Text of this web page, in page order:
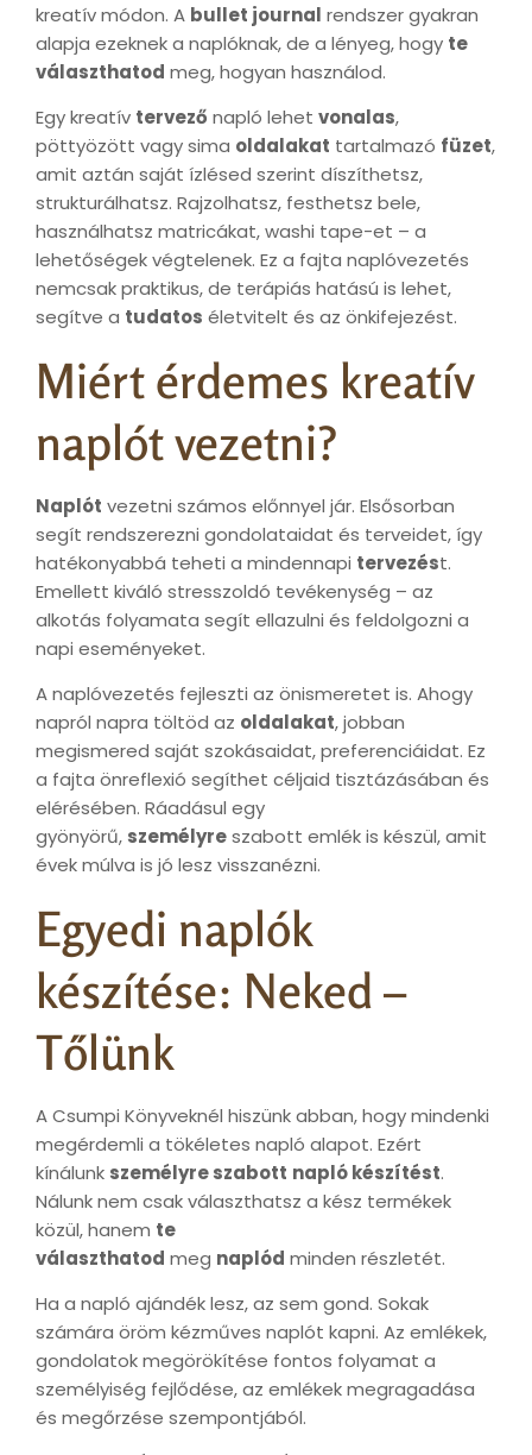
kreatív módon. A bullet journal rendszer gyakran
alapja ezeknek a naplóknak, de a lényeg, hogy te
választhatod meg, hogyan használod.
Egy kreatív tervező napló lehet vonalas,
pöttyözött vagy sima oldalakat tartalmazó füzet,
amit aztán saját ízlésed szerint díszíthetsz,
strukturálhatsz. Rajzolhatsz, festhetsz bele,
használhatsz matricákat, washi tape-et – a
lehetőségek végtelenek. Ez a fajta naplóvezetés
nemcsak praktikus, de terápiás hatású is lehet,
segítve a tudatos életvitelt és az önkifejezést.
Miért érdemes kreatív
naplót vezetni?
Naplót vezetni számos előnnyel jár. Elsősorban
segít rendszerezni gondolataidat és terveidet, így
hatékonyabbá teheti a mindennapi tervezést.
Emellett kiváló stresszoldó tevékenység – az
alkotás folyamata segít ellazulni és feldolgozni a
napi eseményeket.
A naplóvezetés fejleszti az önismeretet is. Ahogy
napról napra töltöd az oldalakat, jobban
megismered saját szokásaidat, preferenciáidat. Ez
a fajta önreflexió segíthet céljaid tisztázásában és
elérésében. Ráadásul egy
gyönyörű, személyreszabott emlék is készül, amit
évek múlva is jó lesz visszanézni.
Egyedi naplók
készítése: Neked –
Tőlünk
A Csumpi Könyveknél hiszünk abban, hogy mindenki
megérdemli a tökéletes napló alapot. Ezért
kínálunk személyre szabott napló készítést.
Nálunk nem csak választhatsz a kész termékek
közül, hanem te
választhatod meg naplód minden részletét.
Ha a napló ajándék lesz, az sem gond. Sokak
számára öröm kézműves naplót kapni. Az emlékek,
gondolatok megörökítése fontos folyamat a
személyiség fejlődése, az emlékek megragadása
és megőrzése szempontjából.